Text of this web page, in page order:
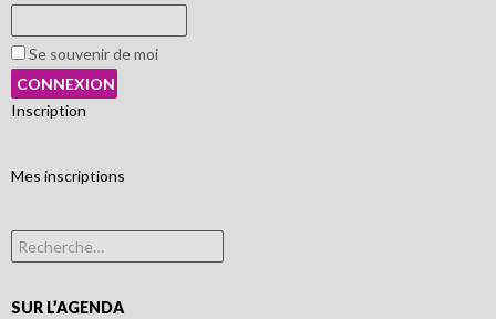
Se souvenir de moi
Inscription
Mes inscriptions
Rechercher :
SUR L’AGENDA